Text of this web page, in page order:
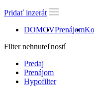
Pridať inzerát
DOMOVPrenájom
Filter nehnuteľností
Predaj
Prenájom
Hypofilter